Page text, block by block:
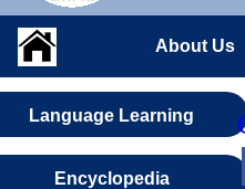
About Us
Language Learning
Encyclopedia